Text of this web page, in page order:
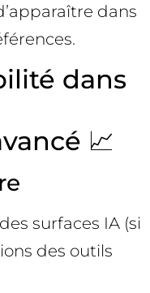
dans
dans
📈
surfaces IA (si
des outils